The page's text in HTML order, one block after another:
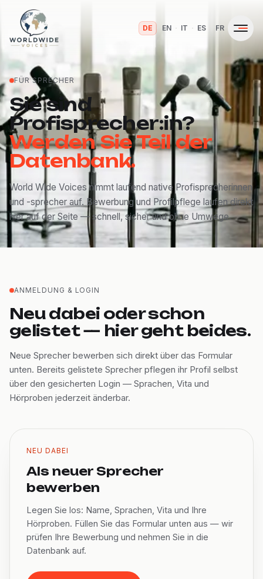
DE EN · IT · ES FR
FÜR SPRECHER
Sie sind
Profisprecher:in?
Werden Sie Teil der
Datenbank.
World Wide Voices nimmt laufend native Profisprecherinnen
und -sprecher auf. Bewerbung und Profilpflege laufen direkt
hier auf der Seite — schnell, sicher und ohne Umwege.
ANMELDUNG & LOGIN
Neu dabei oder schon
gelistet — hier geht beides.
Neue Sprecher bewerben sich direkt über das Formular
unten. Bereits gelistete Sprecher pflegen ihr Profil selbst
über den gesicherten Login — Sprachen, Vita und
Hörproben jederzeit änderbar.
NEU DABEI
Als neuer Sprecher
bewerben
Legen Sie los: Name, Sprachen, Vita und Ihre
Hörproben. Füllen Sie das Formular unten aus — wir
prüfen Ihre Bewerbung und nehmen Sie in die
Datenbank auf.